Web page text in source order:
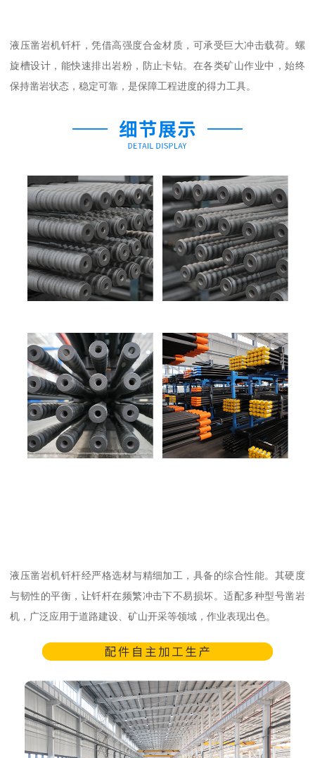
液压凿岩机钎杆，凭借高强度合金材质，可承受巨大冲击载荷。螺
旋槽设计，能快速排出岩粉，防止卡钻。在各类矿山作业中，始终
保持凿岩状态，稳定可靠，是保障工程进度的得力工具。​
液压凿岩机钎杆经严格选材与精细加工，具备的综合性能。其硬度
与韧性的平衡，让钎杆在频繁冲击下不易损坏。适配多种型号凿岩
机，广泛应用于道路建设、矿山开采等领域，作业表现出色。​